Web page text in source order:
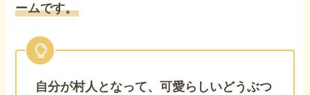
ームです。
自分が村人となって、可愛らしいどうぶつ